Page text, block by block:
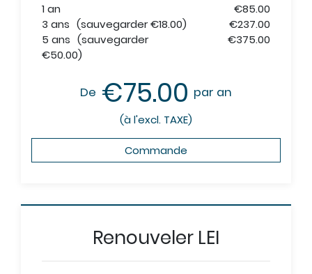
1 an
€85.00
3 ans (sauvegarder €18.00)
€237.00
5 ans (sauvegarder
€50.00)
€375.00
De €75.00 par an
(à l'excl. TAXE)
Commande
Renouveler LEI